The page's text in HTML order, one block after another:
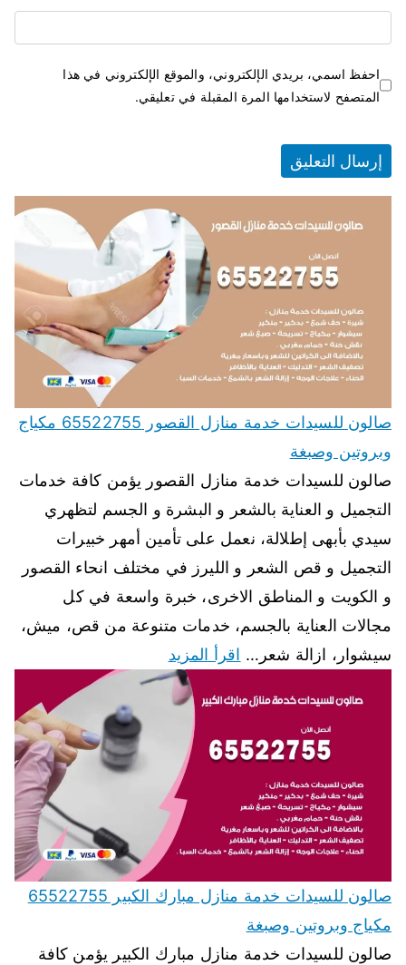
احفظ اسمي، بريدي الإلكتروني، والموقع الإلكتروني في هذا
المتصفح لاستخدامها المرة المقبلة في تعليقي.
صالون للسيدات خدمة منازل القصور 65522755 مكياج
وبروتين وصبغة
صالون للسيدات خدمة منازل القصور يؤمن كافة خدمات
التجميل و العناية بالشعر و البشرة و الجسم لتظهري
سيدي بأبهى إطلالة، نعمل على تأمين أمهر خبيرات
التجميل و قص الشعر و الليرز في مختلف انحاء القصور
و الكويت و المناطق الاخرى، خبرة واسعة في كل
مجالات العناية بالجسم، خدمات متنوعة من قص، ميش،
سيشوار، ازالة شعر… اقرأ المزيد
صالون للسيدات خدمة منازل مبارك الكبير 65522755
مكياج وبروتين وصبغة
صالون للسيدات خدمة منازل مبارك الكبير يؤمن كافة